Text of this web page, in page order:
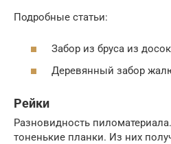
Подробные статьи:
Забор из бруса из досок
Деревянный забор
Рейки
Разновидность
тоненькие планки. Из них